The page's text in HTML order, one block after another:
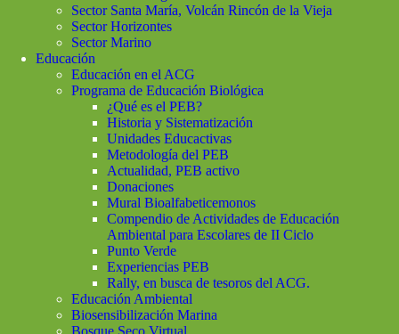
Sector Santa María, Volcán Rincón de la Vieja
Sector Horizontes
Sector Marino
Educación
Educación en el ACG
Programa de Educación Biológica
¿Qué es el PEB?
Historia y Sistematización
Unidades Educactivas
Metodología del PEB
Actualidad, PEB activo
Donaciones
Mural Bioalfabeticemonos
Compendio de Actividades de Educación
Ambiental para Escolares de II Ciclo
Punto Verde
Experiencias PEB
Rally, en busca de tesoros del ACG.
Educación Ambiental
Biosensibilización Marina